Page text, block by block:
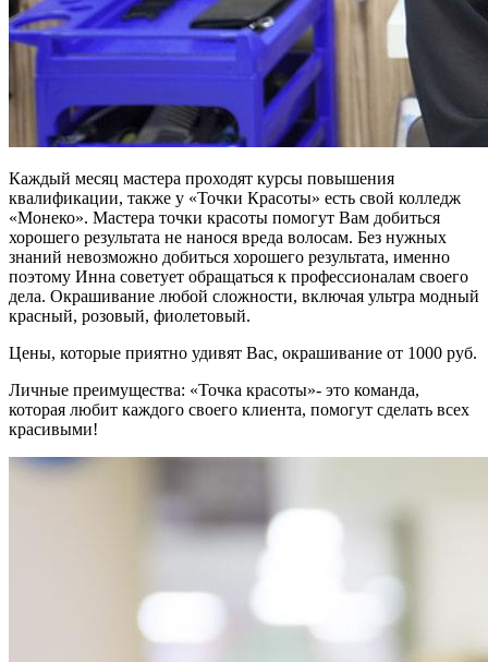
Каждый месяц мастера проходят курсы повышения
квалификации, также у «Точки Красоты» есть свой колледж
«Монеко». Мастера точки красоты помогут Вам добиться
хорошего результата не нанося вреда волосам. Без нужных
знаний невозможно добиться хорошего результата, именно
поэтому Инна советует обращаться к профессионалам своего
дела. Окрашивание любой сложности, включая ультра модный
красный, розовый, фиолетовый.
Цены, которые приятно удивят Вас, окрашивание от 1000 руб.
Личные преимущества: «Точка красоты»- это команда,
которая любит каждого своего клиента, помогут сделать всех
красивыми!